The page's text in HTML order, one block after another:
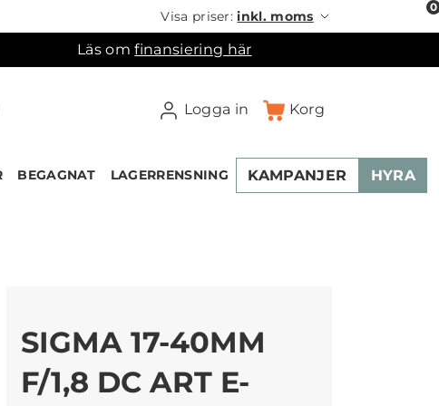
Visa priser:inkl. moms
Läs omfinansiering här
Logga in Korg
0
BEGAGNAT LAGERRENSNING KAMPANJER HYRA
SIGMA 17-40MM
F/1,8 DC ART E-